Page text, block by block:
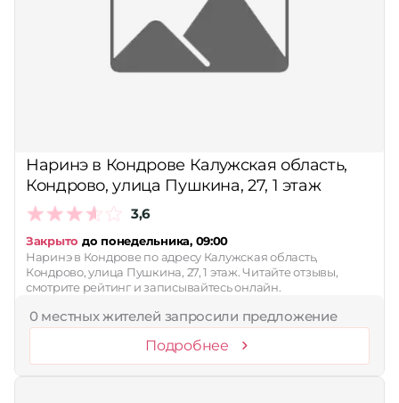
Наринэ в Кондрове Калужская область,
Кондрово, улица Пушкина, 27, 1 этаж
3,6
Закрыто до понедельника, 09:00
Наринэ в Кондрове по адресу Калужская область,
Кондрово, улица Пушкина, 27, 1 этаж. Читайте отзывы,
смотрите рейтинг и записывайтесь онлайн.
0 местных жителей запросили предложение
Подробнее